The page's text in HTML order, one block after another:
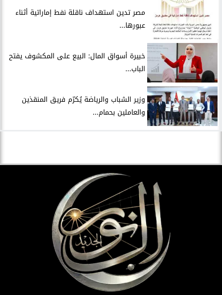
مصر تدين استهداف ناقلة نفط إماراتية أثناء
عبورها...
خبيرة أسواق المال: البيع على المكشوف يفتح
الباب...
وزير الشباب والرياضة يُكرّم فريق المنقذين
والعاملين بحمام...